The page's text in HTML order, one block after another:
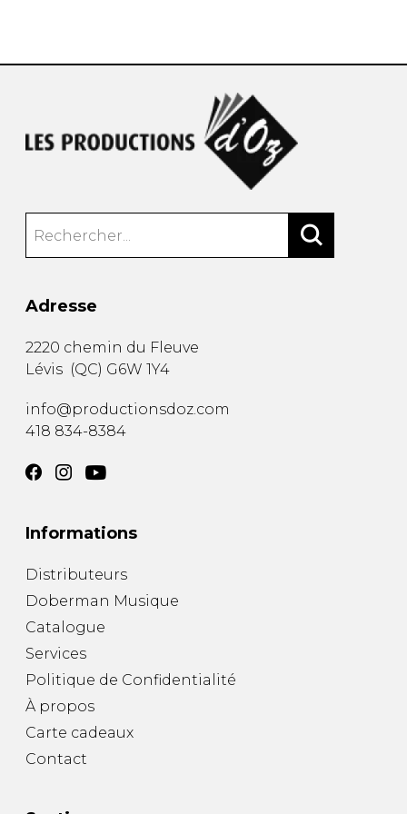
Adresse
2220 chemin du Fleuve
Lévis (QC) G6W 1Y4
info@productionsdoz.com
418 834-8384
Informations
Distributeurs
Doberman Musique
Catalogue
Services
Politique de Confidentialité
À propos
Carte cadeaux
Contact